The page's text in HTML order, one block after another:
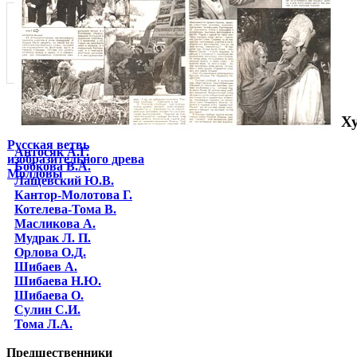
Русская ветвь
изобразительного древа
Молдовы
Антосяк А.Г.
Бобкова В.А.
Лащевский Ю.В.
Кантор-Молотова Г.
Котелева-Тома В.
Масликова А.
Мудрак Л. П.
Орлова О.Д.
Шибаев А.
Шибаева Н.Ю.
Шибаева O.
Сулин С.И.
Тома Л.А.
Предшественники